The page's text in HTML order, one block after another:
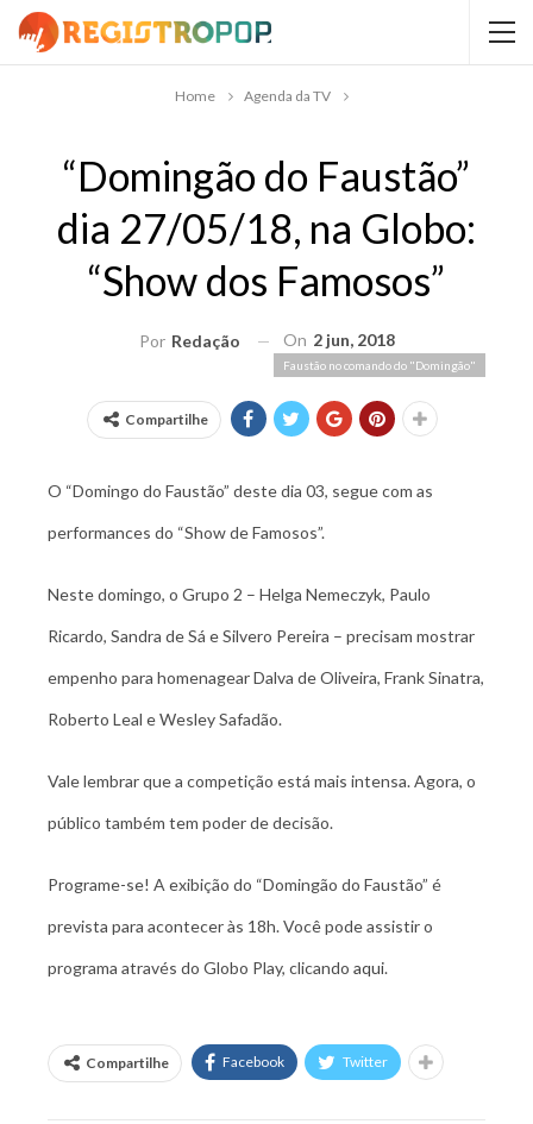
Home Agenda da TV
“Domingão do Faustão”
dia 27/05/18, na Globo:
“Show dos Famosos”
Por Redação On 2 jun, 2018
Faustão no comando do "Domingão"
Compartilhe
O “Domingo do Faustão” deste dia 03, segue com as
performances do “Show de Famosos”.
Neste domingo, o Grupo 2 – Helga Nemeczyk, Paulo
Ricardo, Sandra de Sá e Silvero Pereira – precisam mostrar
empenho para homenagear Dalva de Oliveira, Frank Sinatra,
Roberto Leal e Wesley Safadão.
Vale lembrar que a competição está mais intensa. Agora, o
público também tem poder de decisão.
Programe-se! A exibição do “Domingão do Faustão” é
prevista para acontecer às 18h. Você pode assistir o
programa através do Globo Play, clicando aqui.
Compartilhe Facebook Twitter